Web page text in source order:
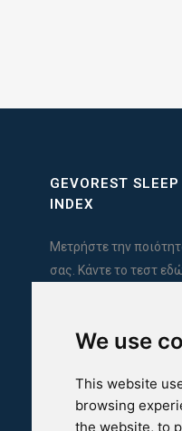
We use
This website
browsing
the website, to
GEVOREST
INDEX
Μετρήστε την
σας. Κάντε το τεστ